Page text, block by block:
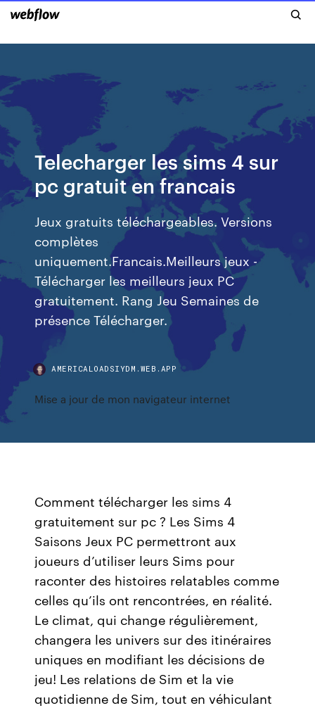
Telecharger les sims 4 sur
pc gratuit en francais
Jeux gratuits téléchargeables. Versions
complètes
uniquement.Francais.Meilleurs jeux -
Télécharger les meilleurs jeux PC
gratuitement. Rang Jeu Semaines de
présence Télécharger.
AMERICALOADSIYDM.WEB.APP
Mise a jour de mon navigateur internet
Comment télécharger les sims 4
gratuitement sur pc ? Les Sims 4
Saisons Jeux PC permettront aux
joueurs d’utiliser leurs Sims pour
raconter des histoires relatables comme
celles qu’ils ont rencontrées, en réalité.
Le climat, qui change régulièrement,
changera les univers sur des itinéraires
uniques en modifiant les décisions de
jeu! Les relations de Sim et la vie
quotidienne de Sim, tout en véhiculant